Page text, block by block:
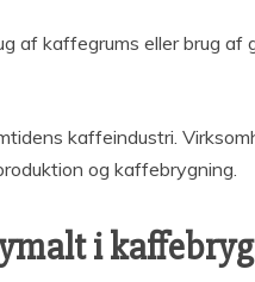
af kaffegrums eller brug af
kaffeindustri.
og kaffebrygning.
i